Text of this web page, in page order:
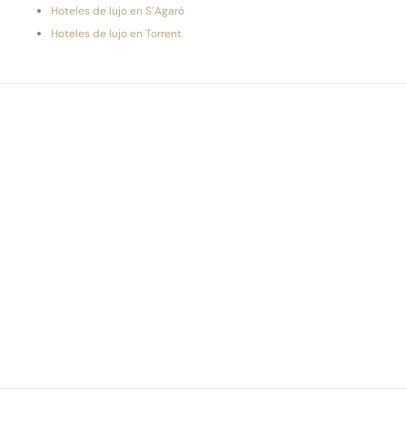
Hoteles de lujo en S’Agaró
Hoteles de lujo en Torrent